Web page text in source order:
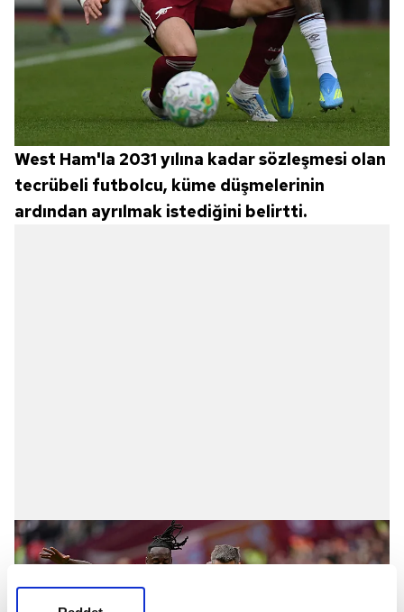
West Ham'la 2031 yılına kadar sözleşmesi olan
tecrübeli futbolcu, küme düşmelerinin
ardından ayrılmak istediğini belirtti.